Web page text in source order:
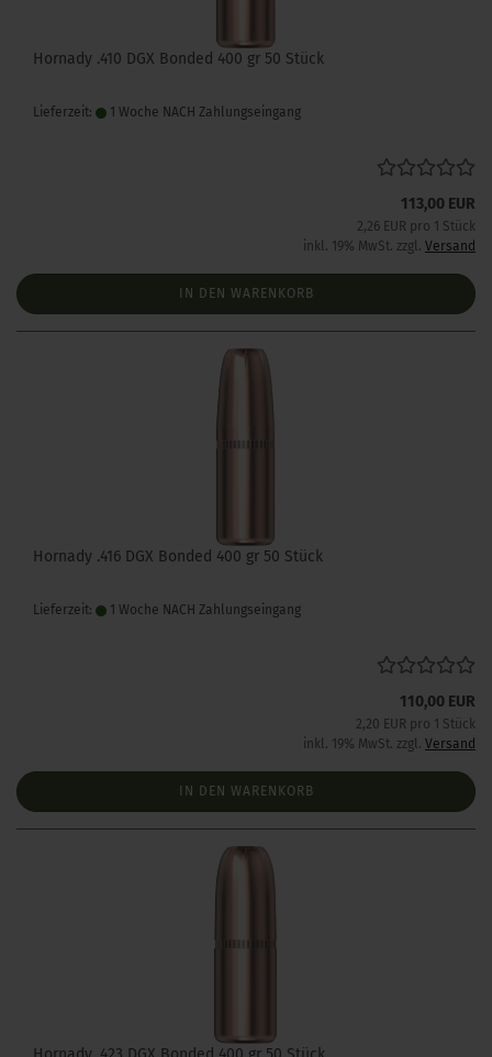
Hornady .410 DGX Bonded 400 gr 50 Stück
Lieferzeit: 1 Woche NACH Zahlungseingang
113,00 EUR
2,26 EUR pro 1 Stück
inkl. 19% MwSt. zzgl. Versand
IN DEN WARENKORB
Hornady .416 DGX Bonded 400 gr 50 Stück
Lieferzeit: 1 Woche NACH Zahlungseingang
110,00 EUR
2,20 EUR pro 1 Stück
inkl. 19% MwSt. zzgl. Versand
IN DEN WARENKORB